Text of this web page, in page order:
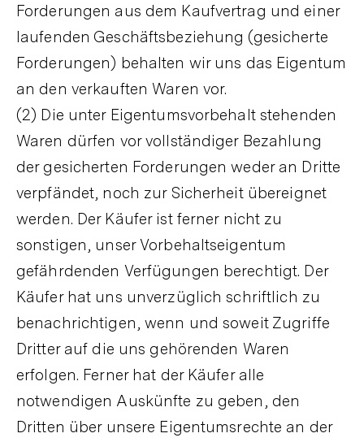
Forderungen aus dem Kaufvertrag und einer
laufenden Geschäftsbeziehung (gesicherte
Forderungen) behalten wir uns das Eigentum
an den verkauften Waren vor.
(2) Die unter Eigentumsvorbehalt stehenden
Waren dürfen vor vollständiger Bezahlung
der gesicherten Forderungen weder an Dritte
verpfändet, noch zur Sicherheit übereignet
werden. Der Käufer ist ferner nicht zu
sonstigen, unser Vorbehaltseigentum
gefährdenden Verfügungen berechtigt. Der
Käufer hat uns unverzüglich schriftlich zu
benachrichtigen, wenn und soweit Zugriffe
Dritter auf die uns gehörenden Waren
erfolgen. Ferner hat der Käufer alle
notwendigen Auskünfte zu geben, den
Dritten über unsere Eigentumsrechte an der